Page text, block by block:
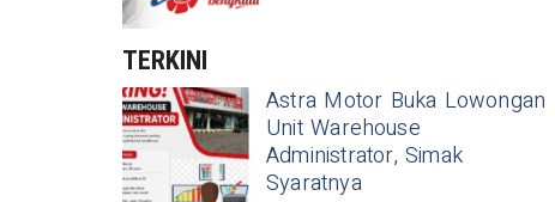
TERKINI
Astra Motor Buka Lowongan
Unit Warehouse
Administrator, Simak
Syaratnya